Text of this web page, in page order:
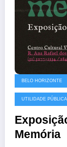
BELO HORIZONTE
UTILIDADE PÚBLICA
Memória